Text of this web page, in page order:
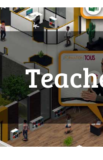
RECONVERSION
BOUTIQUE
MARQUE
BLANCHE/SCORM